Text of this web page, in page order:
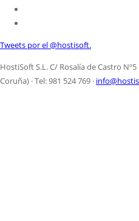
Tweets por el @hostisoft.
HostiSoft S.L. C/ Rosalía de Castro
Coruña) · Tel: 981 524 769 ·